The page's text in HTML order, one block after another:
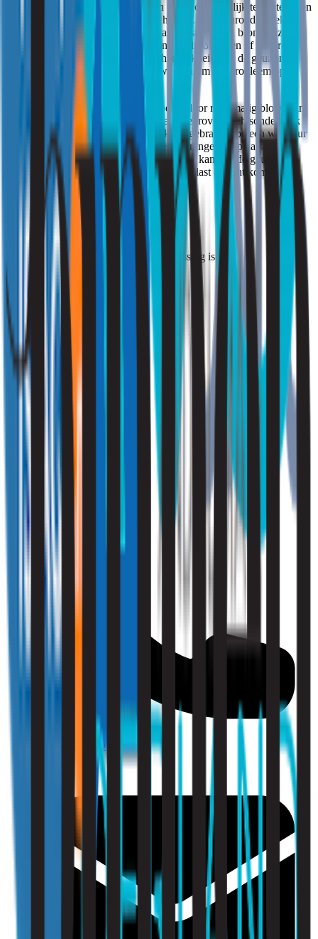
In situaties waarbij de bron van een wietlucht moeilijk te achterhalen
is, kunnen specifieke onderzoeken helpen. Een geuronderzoek kan
bijvoorbeeld vaststellen of de geur afkomstig is van bronnen zoals
muizen, schimmel, bepaalde planten, rioolproblemen of andere
oorzaken. Dit geeft inzicht in de schadelijkheid van de geur en de
maatregelen die genomen kunnen worden om het probleem op te
Bij geurhinder door buren, bijvoorbeeld door regelmatig blowen in
een aangrenzend appartement, kan een geuroverdrachtsonderzoek
uitkomst bieden. Hiermee wordt in kaart gebracht hoe een wietgeur
of andere hinderlijke geur zich tussen woningen verplaatst. Dit
onderzoek helpt om te begrijpen via welke kanalen de geur de
woning binnendringt en hoe u van de overlast af kunt komen.
Hulp nodig?
Druk op de button die voor u van toepassing is.
Ik ben particulier
Klik hier
Ik ben zakelijk
Vraag een offerte aan
010 - 220 34 99